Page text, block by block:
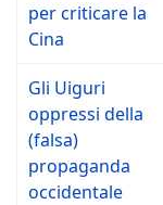
per criticare la
Cina
Gli Uiguri
oppressi della
(falsa)
propaganda
occidentale